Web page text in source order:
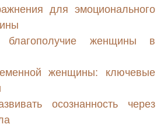
для эмоционального
благополучие женщины в
женщины: ключевые
осознанность через